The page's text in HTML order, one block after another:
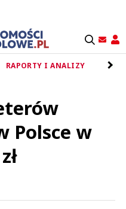
RAPORTY I ANALIZY
Polsce w